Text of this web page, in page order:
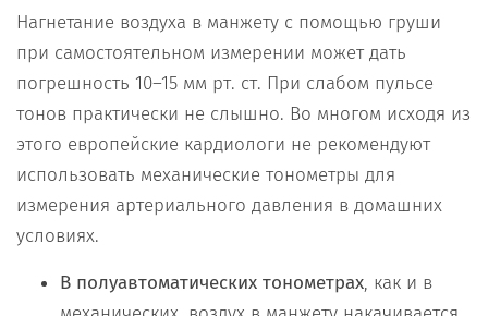
Нагнетание воздуха в манжету с помощью груши
при самостоятельном измерении может дать
погрешность 10–15 мм рт. ст. При слабом пульсе
тонов практически не слышно. Во многом исходя из
этого европейские кардиологи не рекомендуют
использовать механические тонометры для
измерения артериального давления в домашних
условиях.
В полуавтоматических тонометрах, как и в